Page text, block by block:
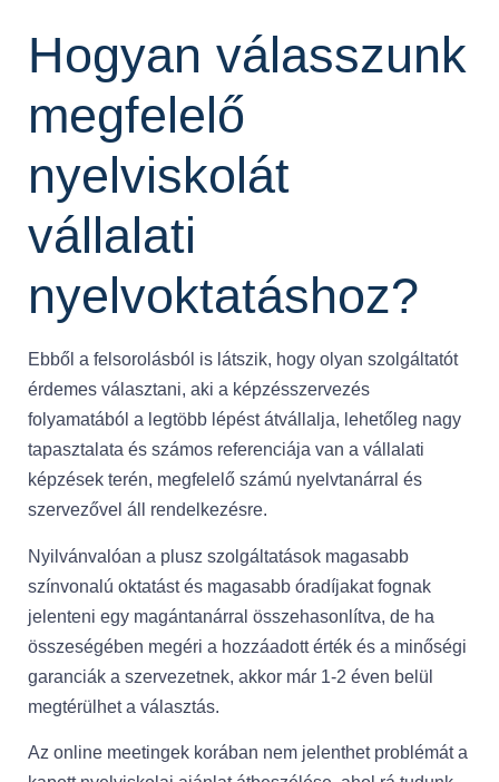
Hogyan válasszunk
megfelelő
nyelviskolát
vállalati
nyelvoktatáshoz?
Ebből a felsorolásból is látszik, hogy olyan szolgáltatót
érdemes választani, aki a képzésszervezés
folyamatából a legtöbb lépést átvállalja, lehetőleg nagy
tapasztalata és számos referenciája van a vállalati
képzések terén, megfelelő számú nyelvtanárral és
szervezővel áll rendelkezésre.
Nyilvánvalóan a plusz szolgáltatások magasabb
színvonalú oktatást és magasabb óradíjakat fognak
jelenteni egy magántanárral összehasonlítva, de ha
összeségében megéri a hozzáadott érték és a minőségi
garanciák a szervezetnek, akkor már 1-2 éven belül
megtérülhet a választás.
Az online meetingek korában nem jelenthet problémát a